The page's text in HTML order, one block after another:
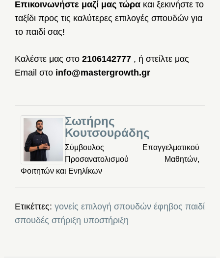
Επικοινωνήστε μαζί μας τώρακαι ξεκινήστε το
ταξίδι προς τις καλύτερες επιλογές σπουδών για
το παιδί σας!
Καλέστε μας στο 2106142777, ή στείλτε μας
Email στο info@mastergrowth.gr
Σωτήρης
Κουτσουράδης
Σύμβουλος Επαγγελματικού
Προσανατολισμού Μαθητών,
Φοιτητών και Ενηλίκων
Ετικέττες: γονείς επιλογή σπουδών έφηβος παιδί
σπουδές στήριξη υποστήριξη